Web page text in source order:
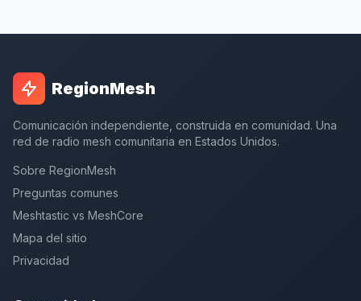
RegionMesh
Comunicación independiente, construida en comunidad. Una
red de radio mesh comunitaria en Estados Unidos.
Sobre RegionMesh
Preguntas comunes
Meshtastic vs MeshCore
Mapa del sitio
Privacidad